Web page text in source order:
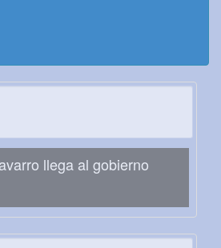
llega al gobierno